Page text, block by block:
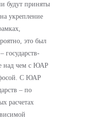
будут приняты
укрепление
это был
государств-
над чем с ЮАР
С ЮАР
– по
расчетах